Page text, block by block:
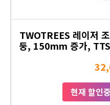
TWOTREES 레이저
둥, 150mm 증가,
현재 할인